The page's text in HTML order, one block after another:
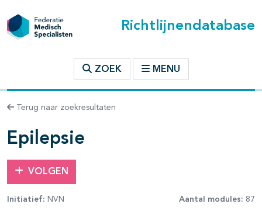
Richtlijnendatabase
ZOEK MENU
Terug naar zoekresultaten
Epilepsie
VOLGEN
Initiatief: NVN Aantal modules: 87
binnen deze richtlijn